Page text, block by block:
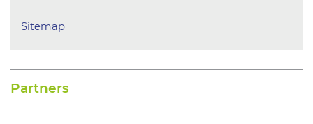
Sitemap
Partners